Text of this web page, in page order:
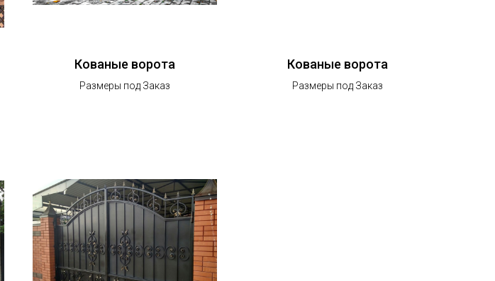
Кованые ворота
Размеры под Заказ
Кованые ворота
Размеры под Заказ